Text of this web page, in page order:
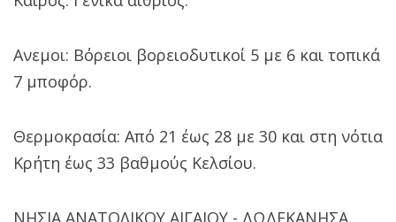
Ανεμοι: Βόρειοι βορειοδυτικοί 5 με 6 και τοπικά
7 μποφόρ.
Θερμοκρασία: Από 21 έως 28 με 30 και στη νότια
Κρήτη έως 33 βαθμούς Κελσίου.
ΝΗΣΙΑ ΑΝΑΤΟΛΙΚΟΥ ΑΙΓΑΙΟΥ - ΔΩΔΕΚΑΝΗΣΑ